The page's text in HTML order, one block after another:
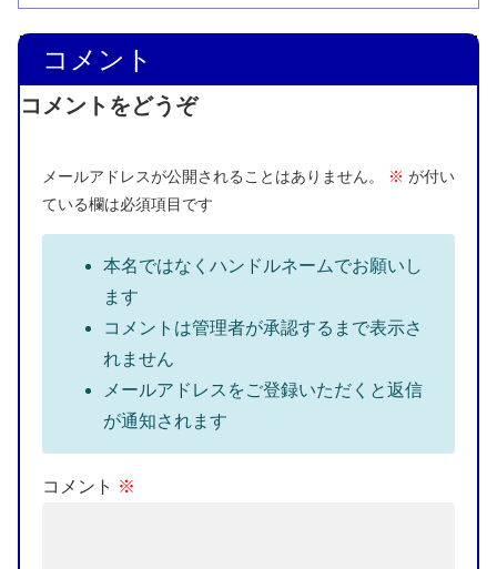
コメント
コメントをどうぞ
メールアドレスが公開されることはありません。 ※ が付い
ている欄は必須項目です
本名ではなくハンドルネームでお願いし
ます
コメントは管理者が承認するまで表示さ
れません
メールアドレスをご登録いただくと返信
が通知されます
コメント ※